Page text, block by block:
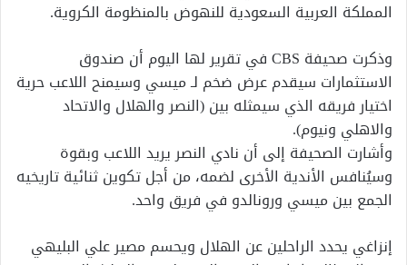
المملكة العربية السعودية للنهوض بالمنظومة الكروية.
وذكرت صحيفة CBS في تقرير لها اليوم أن صندوق
الاستثمارات سيقدم عرض ضخم لـ ميسي وسيمنح اللاعب حرية
اختيار فريقه الذي سيمثله بين (النصر والهلال والاتحاد
والاهلي ونيوم).
وأشارت الصحيفة إلى أن نادي النصر يريد اللاعب وبقوة
وسيُنافس الأندية الأخرى لضمه، من أجل تكوين ثنائية تاريخيه
الجمع بين ميسي ورونالدو في فريق واحد.
إنزاغي يحدد الراحلين عن الهلال ويحسم مصير علي البليهي